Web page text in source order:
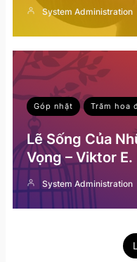
System Administration
Góp nhặt Trăm hoa
Lẽ Sống Của
Vọng – Viktor E.
System Administration